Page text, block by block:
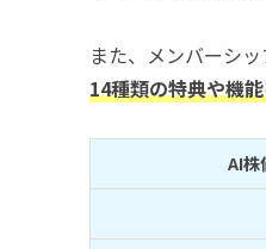
また、メンバーシ
14種類の特典や機
AI株